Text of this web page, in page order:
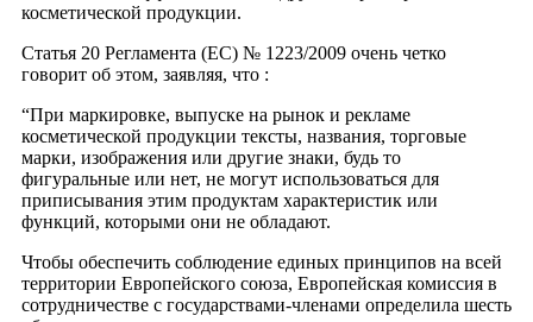
косметической продукции.
Статья 20 Регламента (ЕС) № 1223/2009 очень четко
говорит об этом, заявляя, что :
“При маркировке, выпуске на рынок и рекламе
косметической продукции тексты, названия, торговые
марки, изображения или другие знаки, будь то
фигуральные или нет, не могут использоваться для
приписывания этим продуктам характеристик или
функций, которыми они не обладают.
Чтобы обеспечить соблюдение единых принципов на всей
территории Европейского союза, Европейская комиссия в
сотрудничестве с государствами-членами определила шесть